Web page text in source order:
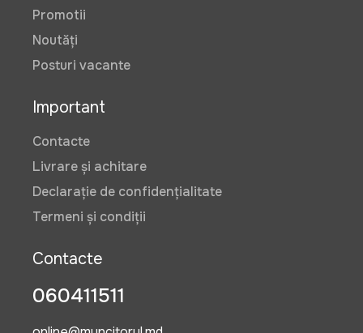
Promotii
Noutăți
Posturi vacante
Important
Contacte
Livrare și achitare
Declarație de confidențialitate
Termeni și condiții
Contacte
060411511